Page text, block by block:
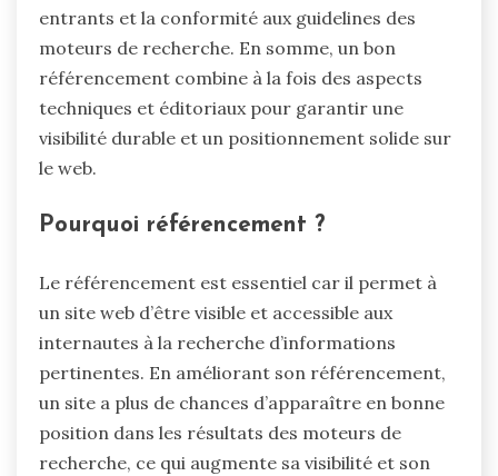
entrants et la conformité aux guidelines des
moteurs de recherche. En somme, un bon
référencement combine à la fois des aspects
techniques et éditoriaux pour garantir une
visibilité durable et un positionnement solide sur
le web.
Pourquoi référencement ?
Le référencement est essentiel car il permet à
un site web d’être visible et accessible aux
internautes à la recherche d’informations
pertinentes. En améliorant son référencement,
un site a plus de chances d’apparaître en bonne
position dans les résultats des moteurs de
recherche, ce qui augmente sa visibilité et son